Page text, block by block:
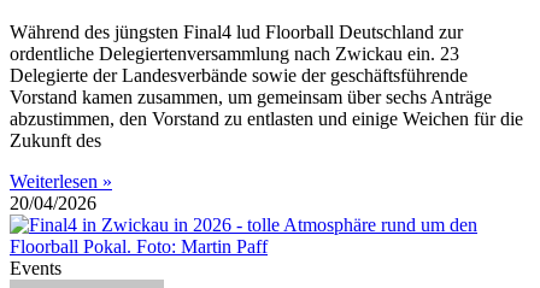
Während des jüngsten Final4 lud Floorball Deutschland zur
ordentliche Delegiertenversammlung nach Zwickau ein. 23
Delegierte der Landesverbände sowie der geschäftsführende
Vorstand kamen zusammen, um gemeinsam über sechs Anträge
abzustimmen, den Vorstand zu entlasten und einige Weichen für die
Zukunft des
Weiterlesen »
20/04/2026
Events